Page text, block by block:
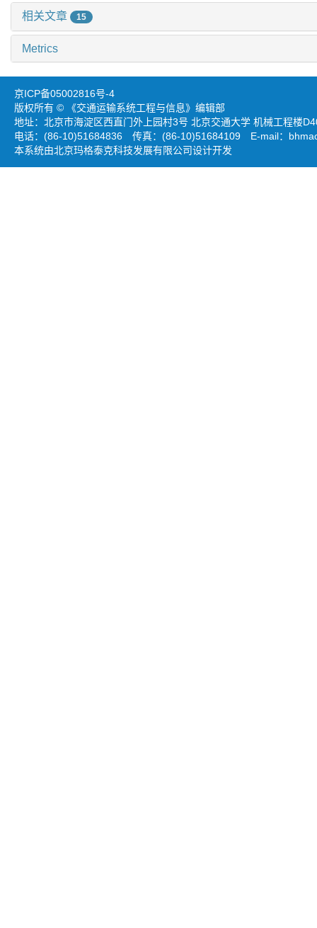
相关文章 15
Metrics
京ICP备05002816号-4
版权所有 © 《交通运输系统工程与信息》编辑部
地址：北京市海淀区西直门外上园村3号 北京交通大学 机械工程楼
电话：(86-10)51684836 传真：(86-10)51684109 E-mail：
本系统由北京玛格泰克科技发展有限公司设计开发